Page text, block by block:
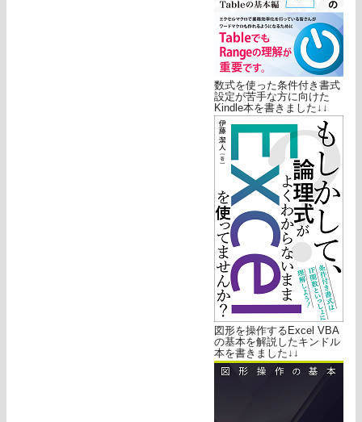
数式を使った条件付き書式
設定が苦手な方に向けた
Kindle本を書きました↓↓
図形を操作するExcel VBA
の基本を解説したキンドル
本を書きました↓↓